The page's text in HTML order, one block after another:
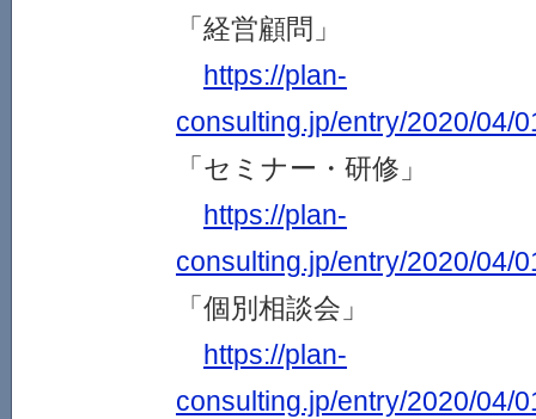
「経営顧問」
https://plan-
consulting.jp/entry/2020/04/
「セミナー・研修」
https://plan-
consulting.jp/entry/2020/04/
「個別相談会」
https://plan-
consulting.jp/entry/2020/04/